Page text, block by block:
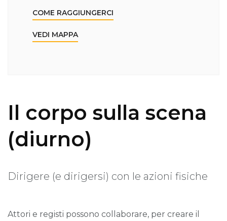
COME RAGGIUNGERCI
VEDI MAPPA
Il corpo sulla scena
(diurno)
Dirigere (e dirigersi) con le azioni fisiche
Attori e registi possono collaborare, per creare il